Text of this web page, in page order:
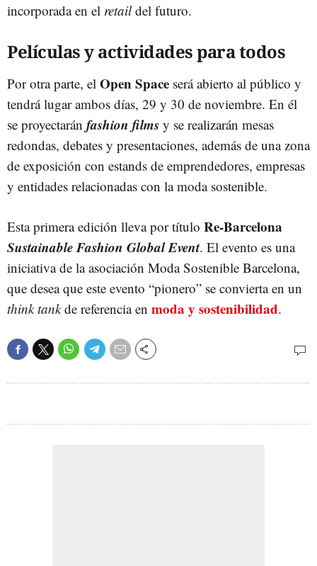
incorporada en el retaildel futuro.
Películas y actividades para todos
Por otra parte, el Open Space será abierto al público y
tendrá lugar ambos días, 29 y 30 de noviembre. En él
se proyectarán fashion films y se realizarán mesas
redondas, debates y presentaciones, además de una zona
de exposición con estands de emprendedores, empresas
y entidades relacionadas con la moda sostenible.
Esta primera edición lleva por título Re-Barcelona
Sustainable Fashion Global Event. El evento es una
iniciativa de la asociación Moda Sostenible Barcelona,
que desea que este evento “pionero” se convierta en un
think tankde referencia en moda y sostenibilidad.